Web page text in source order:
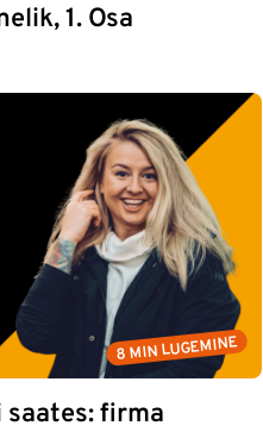
1. Osa
8 MIN LUGEMINE
firma